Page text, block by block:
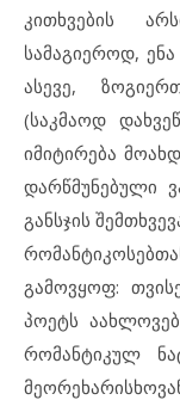
კითხვების
სამაგიეროდ,
ასევე,
(საკმაოდ
იმიტირება
დარწმუნებული
განსჯის
გამოვყოფ:
პოეტს
რომანტიკულ